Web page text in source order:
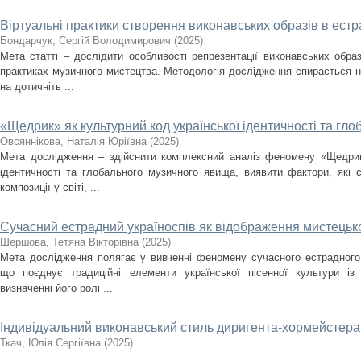
Віртуальні практики створення виконавських образів в
Бондарчук, Сергій Володимирович (2025)
Мета статті – дослідити особливості репрезентації виконавських
практиках музичного мистецтва. Методологія дослідження спирається
на дотичніть ...
«Щедрик» як культурний код української ідентичності та
Овсяннікова, Наталія Юріївна (2025)
Мета дослідження – здійснити комплексний аналіз феномену
ідентичності та глобального музичного явища, виявити фактори,
композиції у світі, ...
Сучасний естрадний україноспів як відображення
Шершова, Тетяна Вікторівна (2025)
Мета дослідження полягає у вивченні феномену сучасного
що поєднує традиційні елементи української пісенної культури
визначенні його ролі ...
Індивідуальний виконавський стиль диригента-
Ткач, Юлія Сергіївна (2025)